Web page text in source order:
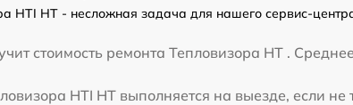
HTI HT - несложная задача для нашего сервис-
стоимость ремонта Тепловизора HT .
HTI HT выполняется на выезде, если не